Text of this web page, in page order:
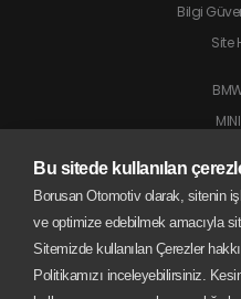
Bu sitede kullanılan
Borusan Otomotiv olarak, sitenin
ve optimize edebilmek amacıyla
Sitemizde kullanılan Çerezler
Politikamızı inceleyebilirsiniz.
Bilgi
Site
Land
BMW